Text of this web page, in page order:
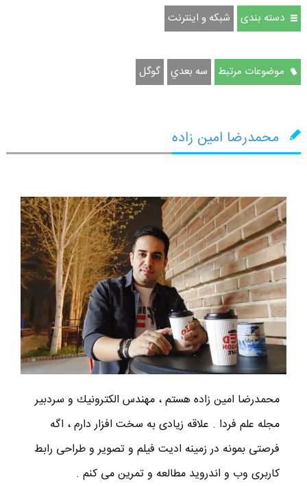
دسته بندی شبکه و اینترنت
موضوعات مرتبط سه بعدي گوگل
محمدرضا امین زاده
محمدرضا امين زاده هستم ، مهندس الكترونيك و سردبير
مجله علم فردا . علاقه زیادی به سخت افزار دارم ، اگه
فرصتی بمونه در زمینه ادیت فیلم و تصویر و طراحی رابط
کاربری وب و اندروید مطالعه و تمرین می کنم .